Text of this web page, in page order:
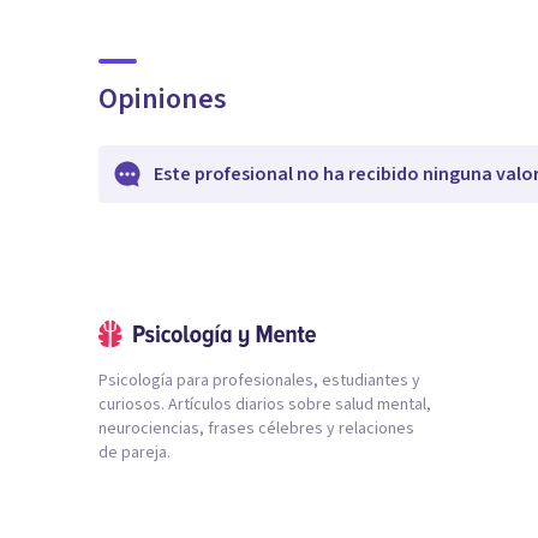
Opiniones
Este profesional no ha recibido ninguna
Psicología para profesionales, estudiantes y
curiosos. Artículos diarios sobre salud mental,
neurociencias, frases célebres y relaciones
de pareja.